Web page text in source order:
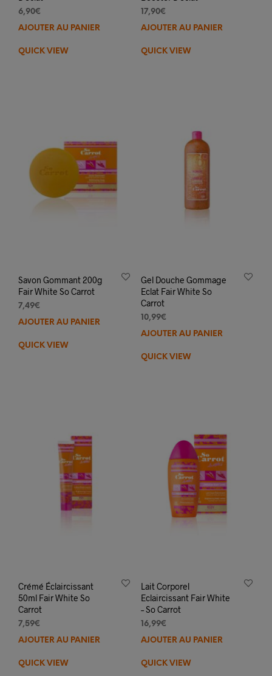
6,90€
AJOUTER AU PANIER
QUICK VIEW
17,90€
AJOUTER AU PANIER
QUICK VIEW
Savon Gommant 200g
Fair White So Carrot
7,49€
AJOUTER AU PANIER
QUICK VIEW
Gel Douche Gommage
Eclat Fair White So
Carrot
10,99€
AJOUTER AU PANIER
QUICK VIEW
Crémé Éclaircissant
50ml Fair White So
Carrot
7,59€
AJOUTER AU PANIER
QUICK VIEW
Lait Corporel
Eclaircissant Fair White
– So Carrot
16,99€
AJOUTER AU PANIER
QUICK VIEW